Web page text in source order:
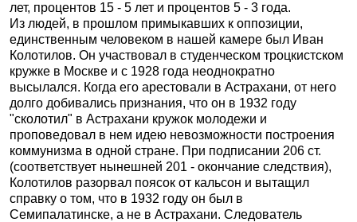
лет, процентов 15 - 5 лет и процентов 5 - 3 года.
Из людей, в прошлом примыкавших к оппозиции,
единственным человеком в нашей камере был Иван
Колотилов. Он участвовал в студенческом троцкистском
кружке в Москве и с 1928 года неоднократно
высылался. Когда его арестовали в Астрахани, от него
долго добивались признания, что он в 1932 году
"сколотил" в Астрахани кружок молодежи и
проповедовал в нем идею невозможности построения
коммунизма в одной стране. При подписании 206 ст.
(соответствует нынешней 201 - окончание следствия),
Колотилов разорвал поясок от кальсон и вытащил
справку о том, что в 1932 году он был в
Семипалатинске, а не в Астрахани. Следователь